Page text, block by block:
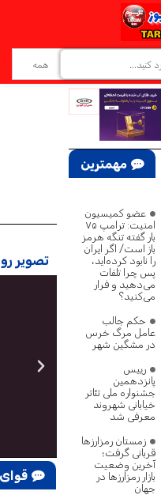
مهمترین
عضو کمیسیون
امنیت: ترامپ ۷۵
بار گفته تنگه هرمز
باز است/ اگر ایران
را نابود کرده‌اید،
پس چرا تلفات
می‌دهید و فرار
می‌کنید؟
حکم جالب
عامل مرگ خرس
در مشگین‌ شهر
رییس
پانزدهمین
جشنواره ملی تئاتر
خیابانی شهروند
معرفی شد
زمستان رمزارزها
قربانی گرفت؛
آخرین وضعیت
بازار رمزارزها در
جهان
تصویر